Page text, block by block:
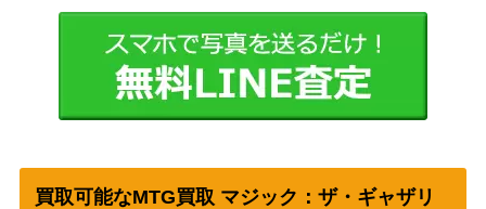
買取可能なMTG買取 マジック：ザ・ギャザリ